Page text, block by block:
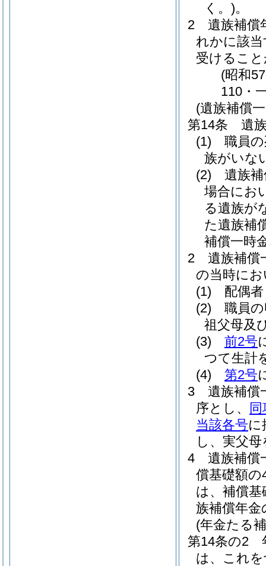
く。)。
2
遺族補償
れかに該
受けるこ
(昭和
110・
(遺族補償
第14条
遺
(1)
職員
族がいな
(2)
遺族
場合にお
る遺族が
た遺族補
補償一時
2
遺族補償
の当時に
(1)
配偶者
(2)
職員
祖父母及
(3)
前2号
つて生計
(4)
第2号
3
遺族補償
序とし、
当該各号に
し、実父
4
遺族補償
償基礎額の
は、補償
族補償年
(年金たる
第14条の2
は、これ